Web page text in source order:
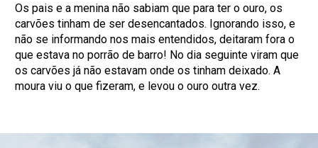
Os pais e a menina não sabiam que para ter o ouro, os
carvões tinham de ser desencantados. Ignorando isso, e
não se informando nos mais entendidos, deitaram fora o
que estava no porrão de barro! No dia seguinte viram que
os carvões já não estavam onde os tinham deixado. A
moura viu o que fizeram, e levou o ouro outra vez.